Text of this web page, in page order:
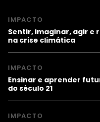
IMPACTO
Sentir, imaginar, agir e
na crise climática
IMPACTO
Ensinar e aprender
do século 21
IMPACTO